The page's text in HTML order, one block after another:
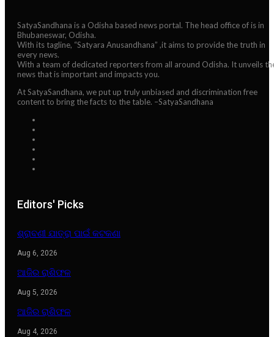
SatyaSandhana is a Odisha based news portal. The head office of is in
Bhubaneswar, Odisha.
With its tagline, “Satyara Anusandhana” ,it aims to provide the truth in
every news.
With a team of dedicated reporters from all around Odisha. It unveils
news that is important and impacts you.
At SatyaSandhana, we put up truly unbiased and discrimination free
content to bring the facts to the table. –SatyaSandhana
Editors' Picks
ଶ୍ରାବଣୀ ଯାତ୍ରା ପାଇଁ କଟକଣା
Aug 6, 2026
ଆଜିର ରାଶିଫଳ
Aug 5, 2026
ଆଜିର ରାଶିଫଳ
Aug 4, 2026